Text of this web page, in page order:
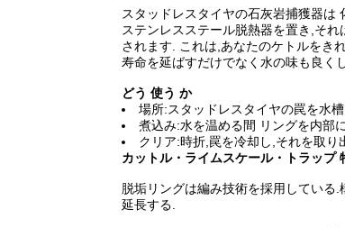
スタッドレスタイヤの石灰岩捕獲器は
ステンレスステール脱熱器を置き,そ
されます. これは,あなたのケトルをき
寿命を延ばすだけでなく水の味も良く
どう 使う か
場所:スタッドレスタイヤの罠を水
煮込み:水を温める間 リングを内部
クリア:時折,罠を冷却し,それを取り
カットル・ライムスケール・トラップ
脱垢リングは編み技術を採用している
延長する.